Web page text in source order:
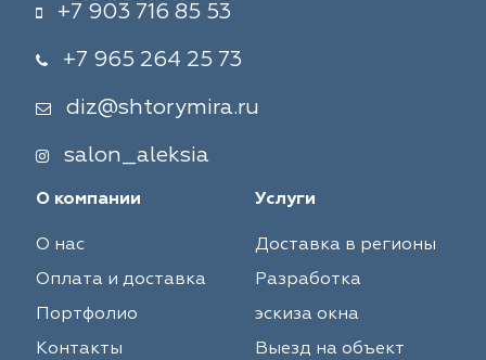
+7 903 716 85 53
+7 965 264 25 73
diz@shtorymira.ru
salon_aleksia
О компании
О нас
Оплата и доставка
Портфолио
Контакты
Услуги
Доставка в регионы
Разработка
эскиза окна
Выезд на объект